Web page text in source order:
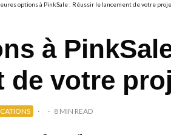
options à PinkSale : Réussir le lancement de votre
à
de votre
· · 8 MIN READ